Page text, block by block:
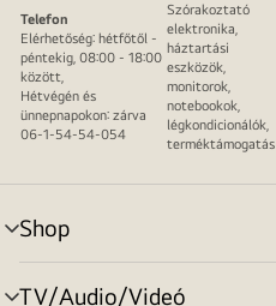
Telefon
Elérhetőség: hétfőtől -
péntekig, 08:00 - 18:00
között,
Hétvégén és
ünnepnapokon: zárva
06-1-54-54-054
Szórakoztató
elektronika,
háztartási
eszközök,
monitorok,
notebookok,
légkondicionálók,
terméktámogatás
Shop
menu
toggle
TV/Audio/Videó